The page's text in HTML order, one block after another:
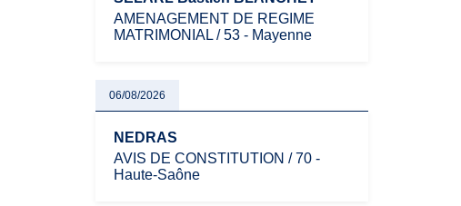
AMENAGEMENT DE REGIME
MATRIMONIAL / 53 - Mayenne
06/08/2026
NEDRAS
AVIS DE CONSTITUTION / 70 -
Haute-Saône